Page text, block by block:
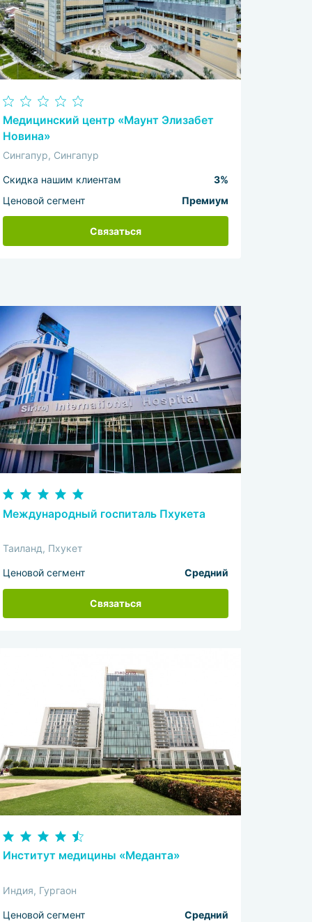
Медицинский центр «Маунт Элизабет
Новина»
Сингапур, Сингапур
Скидка нашим клиентам
3%
Ценовой сегмент
Премиум
Связаться
Международный госпиталь Пхукета
Таиланд, Пхукет
Ценовой сегмент Средний
Связаться
Институт медицины «Меданта»
Индия, Гургаон
Ценовой сегмент Средний